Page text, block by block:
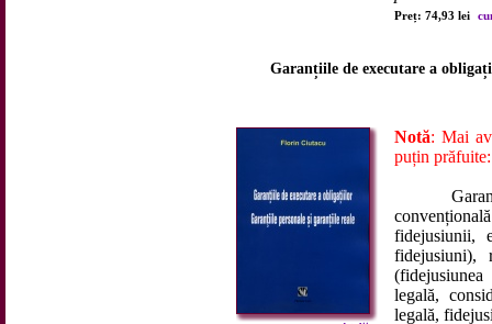
Preț: 74,93 lei
Garanțiile de executare a
Notă: Mai
puțin
Garanțiile
fidejusiunii,
fidejusiuni),
legală,
legală,